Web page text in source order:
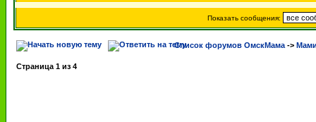
Показать сообщения:
Список форумов ОмскМама ->
Страница 1 из 4